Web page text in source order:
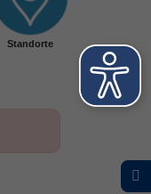
Standorte